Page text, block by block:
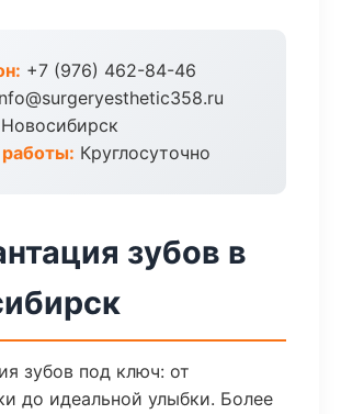
+7 (976) 462-84-46
Новосибирск
Круглосуточно
зубов в
зубов под ключ: от
до идеальной улыбки. Более